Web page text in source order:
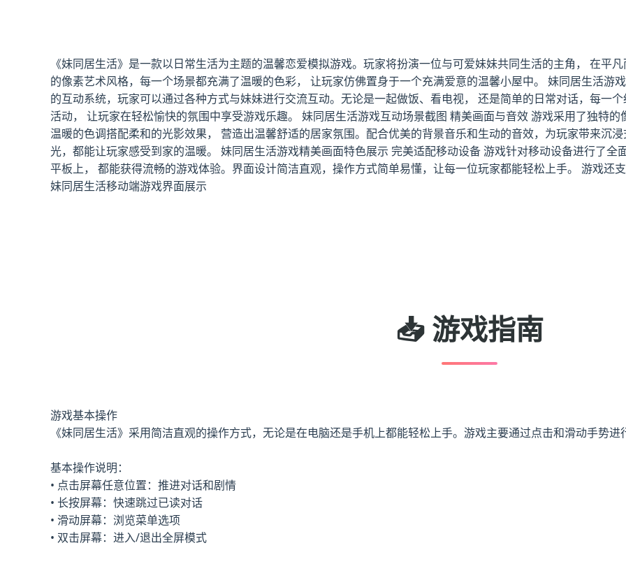
《妹同居生活》是一款以日常生活为主题的温馨恋爱模拟游戏。玩家将扮演一位与可爱妹妹共同生活的主角， 在平
的像素艺术风格，每一个场景都充满了温暖的色彩， 让玩家仿佛置身于一个充满爱意的温馨小屋中。 妹同居生活游
的互动系统，玩家可以通过各种方式与妹妹进行交流互动。无论是一起做饭、看电视， 还是简单的日常对话，每一
活动， 让玩家在轻松愉快的氛围中享受游戏乐趣。 妹同居生活游戏互动场景截图 精美画面与音效 游戏采用了独特的
温暖的色调搭配柔和的光影效果， 营造出温馨舒适的居家氛围。配合优美的背景音乐和生动的音效，为玩家带来沉
光，都能让玩家感受到家的温暖。 妹同居生活游戏精美画面特色展示 完美适配移动设备 游戏针对移动设备进行了
平板上， 都能获得流畅的游戏体验。界面设计简洁直观，操作方式简单易懂，让每一位玩家都能轻松上手。 游戏还
妹同居生活移动端游戏界面展示
📥 游戏指南
游戏基本操作
《妹同居生活》采用简洁直观的操作方式，无论是在电脑还是手机上都能轻松上手。游戏主要通过点击和滑动手势进
基本操作说明：
• 点击屏幕任意位置：推进对话和剧情
• 长按屏幕：快速跳过已读对话
• 滑动屏幕：浏览菜单选项
• 双击屏幕：进入/退出全屏模式